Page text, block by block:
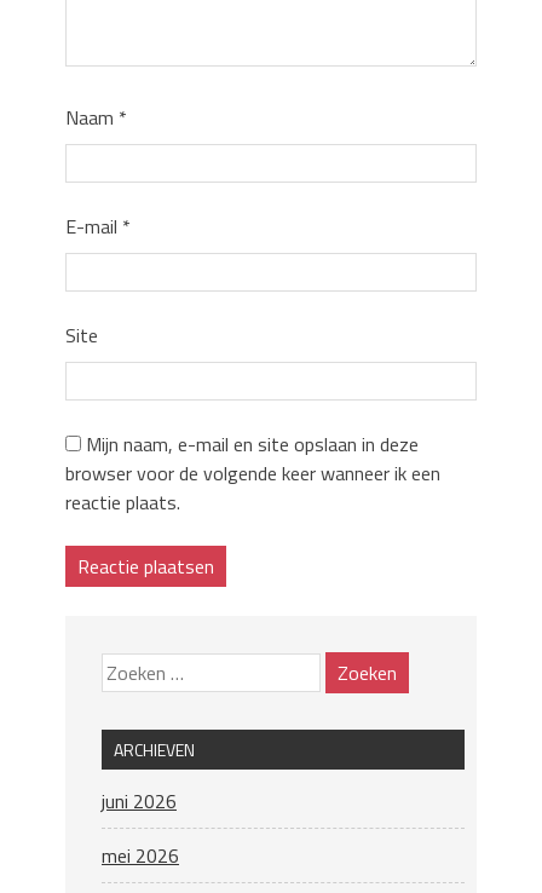
Naam *
E-mail *
Site
Mijn naam, e-mail en site opslaan in deze
browser voor de volgende keer wanneer ik een
reactie plaats.
ARCHIEVEN
juni 2026
mei 2026